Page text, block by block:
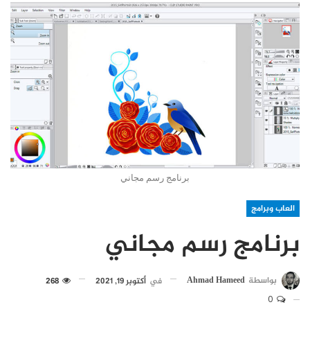
برنامج رسم مجاني
العاب وبرامج
برنامج رسم مجاني
بواسطة Ahmad Hameed في أكتوبر 19, 2021